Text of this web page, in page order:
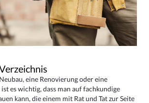
eine Renovierung oder eine
es wichtig, dass man auf fachkundige
kann, die einem mit Rat und Tat zur Seite